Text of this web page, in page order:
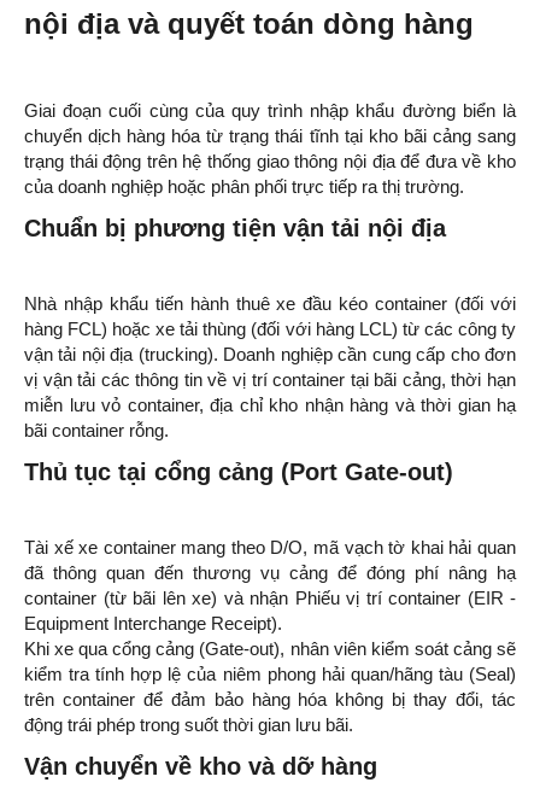
nội địa và quyết toán dòng hàng
Giai đoạn cuối cùng của quy trình nhập khẩu đường biển là
chuyển dịch hàng hóa từ trạng thái tĩnh tại kho bãi cảng sang
trạng thái động trên hệ thống giao thông nội địa để đưa về kho
của doanh nghiệp hoặc phân phối trực tiếp ra thị trường.
Chuẩn bị phương tiện vận tải nội địa
Nhà nhập khẩu tiến hành thuê xe đầu kéo container (đối với
hàng FCL) hoặc xe tải thùng (đối với hàng LCL) từ các công ty
vận tải nội địa (trucking). Doanh nghiệp cần cung cấp cho đơn
vị vận tải các thông tin về vị trí container tại bãi cảng, thời hạn
miễn lưu vỏ container, địa chỉ kho nhận hàng và thời gian hạ
bãi container rỗng.
Thủ tục tại cổng cảng (Port Gate-out)
Tài xế xe container mang theo D/O, mã vạch tờ khai hải quan
đã thông quan đến thương vụ cảng để đóng phí nâng hạ
container (từ bãi lên xe) và nhận Phiếu vị trí container (EIR -
Equipment Interchange Receipt).
Khi xe qua cổng cảng (Gate-out), nhân viên kiểm soát cảng sẽ
kiểm tra tính hợp lệ của niêm phong hải quan/hãng tàu (Seal)
trên container để đảm bảo hàng hóa không bị thay đổi, tác
động trái phép trong suốt thời gian lưu bãi.
Vận chuyển về kho và dỡ hàng